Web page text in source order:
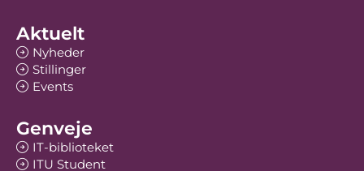
Aktuelt
Nyheder
Stillinger
Events
Genveje
IT-biblioteket
ITU Student